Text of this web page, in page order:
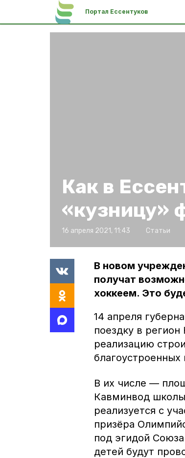
Портал Ессентуков
Как в
«кузницу»
16 апреля 2021, 11:43 Статьи
В новом
получат
хоккеем. Это
14 апреля
поездку в
реализацию
благоустроенных
В их числе —
Кавминвод школы
реализуется с
призёра
под эгидой
детей будут